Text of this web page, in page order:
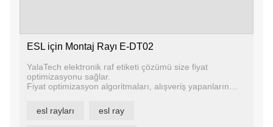
ESL için Montaj Rayı E-DT02
YalaTech elektronik raf etiketi çözümü size fiyat
optimizasyonu sağlar.
Fiyat optimizasyon algoritmaları, alışveriş yapanların
fiyatlarına ve daha fazlasına göre ayarlamanıza olanak
tanır. ESL etiketleri, geliri ve büyümeyi artırmak ve kar
esl rayları esl ray